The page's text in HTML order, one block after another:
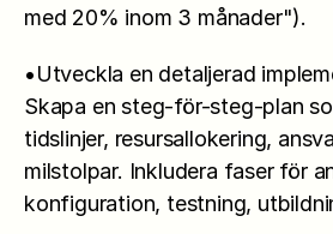
med 20% inom 3 månader").
•Utveckla en detaljerad
Skapa en steg-för-steg-plan
tidslinjer, resursallokering,
milstolpar. Inkludera faser för
konfiguration, testning,